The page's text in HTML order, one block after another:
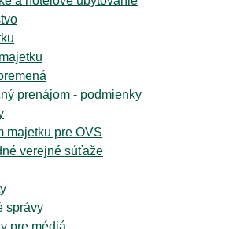
prenájom - podmienky
majetku pre OVS
verejné súťaže
správy
pre médiá